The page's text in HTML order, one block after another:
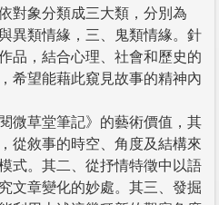
對象分類成三大類，分別為
異類情緣，三、鬼類情緣。針
品，結合心理、社會和歷史的
希望能藉此窺見故事的精神內
微草堂筆記》的藝術價值，其
從敘事的時空、角度及結構來
式。其二、從抒情特徵中以語
文章變化的妙處。其三、發掘